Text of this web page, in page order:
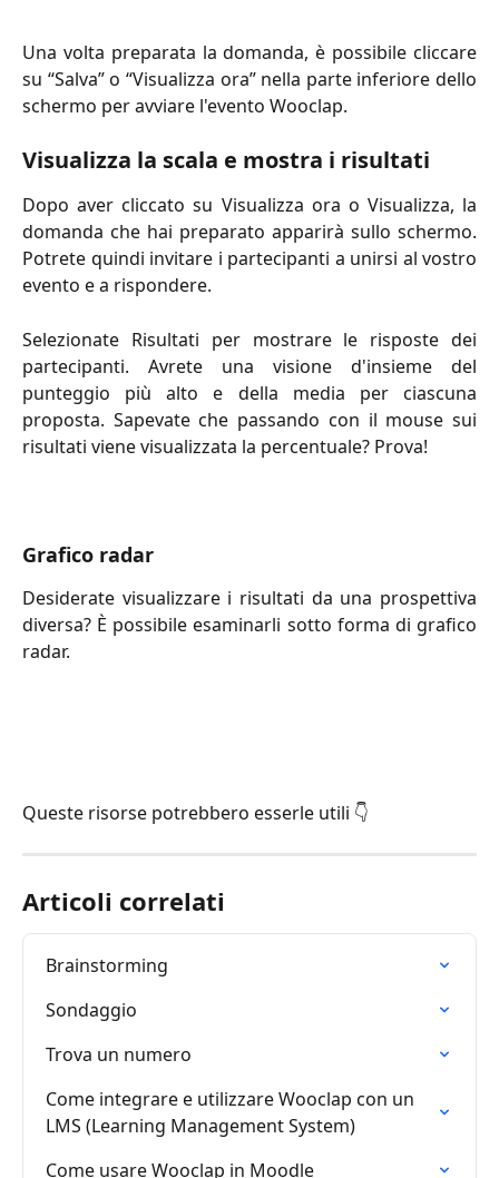
Una volta preparata la domanda, è possibile cliccare
su “Salva” o “Visualizza ora” nella parte inferiore dello
schermo per avviare l'evento Wooclap.
Visualizza la scala e mostra i risultati
Dopo aver cliccato su Visualizza ora o Visualizza, la
domanda che hai preparato apparirà sullo schermo.
Potrete quindi invitare i partecipanti a unirsi al vostro
evento e a rispondere.
Selezionate Risultati per mostrare le risposte dei
partecipanti. Avrete una visione d'insieme del
punteggio più alto e della media per ciascuna
proposta. Sapevate che passando con il mouse sui
risultati viene visualizzata la percentuale? Prova!
Grafico radar
Desiderate visualizzare i risultati da una prospettiva
diversa? È possibile esaminarli sotto forma di grafico
radar.
Queste risorse potrebbero esserle utili 👇
Articoli correlati
Brainstorming
Sondaggio
Trova un numero
Come integrare e utilizzare Wooclap con un
LMS (Learning Management System)
Come usare Wooclap in Moodle